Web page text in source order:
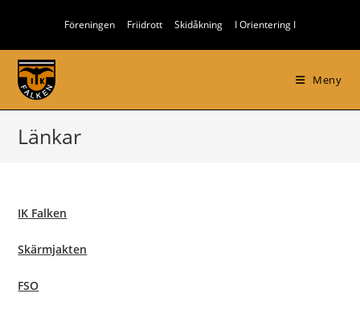
innehållet
Föreningen Friidrott Skidåkning I Orientering I
Meny
Länkar
IK Falken
Skärmjakten
FSO